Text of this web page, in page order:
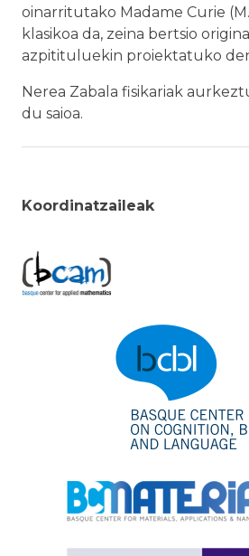
oinarritutako Madame Curie (M.
klasikoa da, zeina bertsio
azpitituluekin proiektatuko
Nerea Zabala fisikariak
du saioa.
Koordinatzaileak